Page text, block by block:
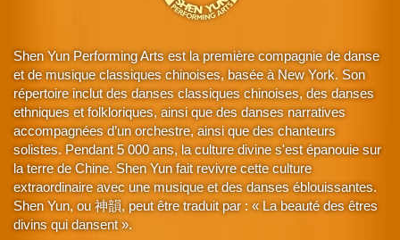
Shen Yun Performing Arts est la première compagnie de danse
et de musique classiques chinoises, basée à New York. Son
répertoire inclut des danses classiques chinoises, des danses
ethniques et folkloriques, ainsi que des danses narratives
accompagnées d’un orchestre, ainsi que des chanteurs
solistes. Pendant 5 000 ans, la culture divine s'est épanouie sur
la terre de Chine. Shen Yun fait revivre cette culture
extraordinaire avec une musique et des danses éblouissantes.
Shen Yun, ou 神韻, peut être traduit par : « La beauté des êtres
divins qui dansent ».